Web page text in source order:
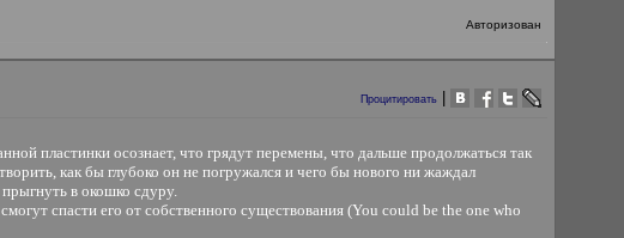
Авторизован
Процитировать
пластинки осознает, что грядут перемены, что дальше продолжаться так
как бы глубоко он не погружался и чего бы нового ни жаждал
в окошко сдуру.
спасти его от собственного существования (You could be the one who